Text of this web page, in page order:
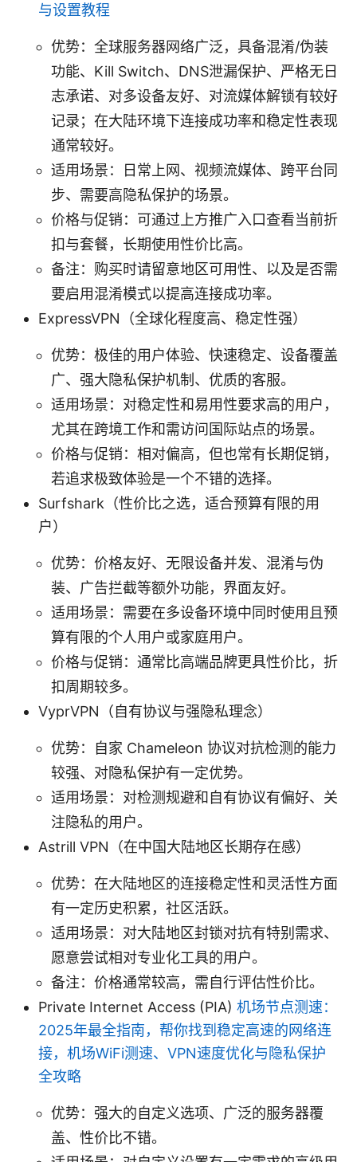
与设置教程
优势：全球服务器网络广泛，具备混淆/伪装
功能、Kill Switch、DNS泄漏保护、严格无日
志承诺、对多设备友好、对流媒体解锁有较好
记录；在大陆环境下连接成功率和稳定性表现
通常较好。
适用场景：日常上网、视频流媒体、跨平台同
步、需要高隐私保护的场景。
价格与促销：可通过上方推广入口查看当前折
扣与套餐，长期使用性价比高。
备注：购买时请留意地区可用性、以及是否需
要启用混淆模式以提高连接成功率。
ExpressVPN（全球化程度高、稳定性强）
优势：极佳的用户体验、快速稳定、设备覆盖
广、强大隐私保护机制、优质的客服。
适用场景：对稳定性和易用性要求高的用户，
尤其在跨境工作和需访问国际站点的场景。
价格与促销：相对偏高，但也常有长期促销，
若追求极致体验是一个不错的选择。
Surfshark（性价比之选，适合预算有限的用
户）
优势：价格友好、无限设备并发、混淆与伪
装、广告拦截等额外功能，界面友好。
适用场景：需要在多设备环境中同时使用且预
算有限的个人用户或家庭用户。
价格与促销：通常比高端品牌更具性价比，折
扣周期较多。
VyprVPN（自有协议与强隐私理念）
优势：自家 Chameleon 协议对抗检测的能力
较强、对隐私保护有一定优势。
适用场景：对检测规避和自有协议有偏好、关
注隐私的用户。
Astrill VPN（在中国大陆地区长期存在感）
优势：在大陆地区的连接稳定性和灵活性方面
有一定历史积累，社区活跃。
适用场景：对大陆地区封锁对抗有特别需求、
愿意尝试相对专业化工具的用户。
备注：价格通常较高，需自行评估性价比。
Private Internet Access (PIA) 机场节点测速：
2025年最全指南，帮你找到稳定高速的网络连
接，机场WiFi测速、VPN速度优化与隐私保护
全攻略
优势：强大的自定义选项、广泛的服务器覆
盖、性价比不错。